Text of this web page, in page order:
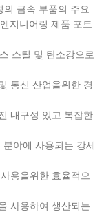
금속 부품의 주요
지니어링 제품 포트
스틸 및 탄소강으로
통신 산업을위한 경
내구성 있고 복잡한
야에 사용되는 강세
용을위한 효율적으
사용하여 생산되는